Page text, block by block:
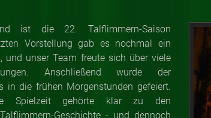
ist die 22. Talflimmern-Saison
Vorstellung gab es nochmal ein
und unser Team freute sich über viele
Anschließend wurde der
in die frühen Morgenstunden gefeiert.
Spielzeit gehörte klar zu den
Geschichte - und dennoch